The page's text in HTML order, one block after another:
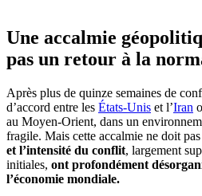
Une accalmie
pas un retour à la
Après plus de quinze semaines de
d’accord entre les États-Unis et l’Iran
au Moyen-Orient, dans un
fragile. Mais cette accalmie ne doit pas
et l’intensité du conflit, largement
initiales, ont profondément
l’économie mondiale.